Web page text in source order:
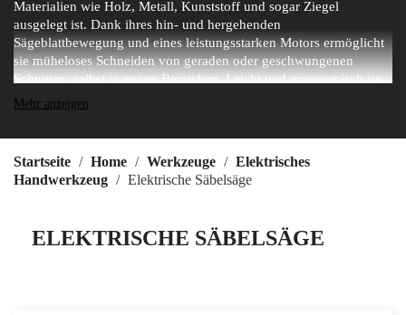
Materialien wie Holz, Metall, Kunststoff und sogar Ziegel
ausgelegt ist. Dank ihres hin- und hergehenden
Sägeblattbewegung und eines leistungsstarken Motors ermöglicht
sie müheloses Schneiden von geraden oder geschwungenen
Schnitten, selbst in engen Bereichen. Leicht und ergonomisch ist
die elektrische Säbelsäge ideal für Abbruch-, Renovierungs- und
Hause.
Mehr anzeigen
Startseite Home Werkzeuge
Elektrisches
Handwerkzeug
Elektrische Säbelsäge
ELEKTRISCHE SÄBELSÄGE